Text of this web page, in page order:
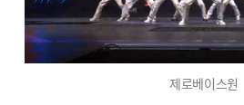
제로베이스원